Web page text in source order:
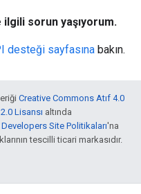
sorun yaşıyorum.
desteği sayfasına bakın.
Creative Commons Atıf 4.0
Lisansı altında
Site Politikaları'na
tescilli ticari markasıdır.